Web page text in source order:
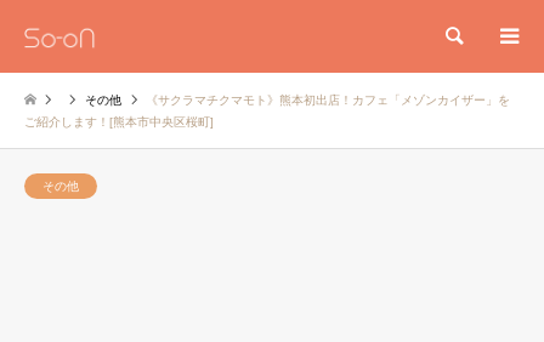
検索
その他
《サクラマチクマモト》熊本初出店！カフェ「メゾンカイザー」を
ご紹介します！[熊本市中央区桜町]
その他